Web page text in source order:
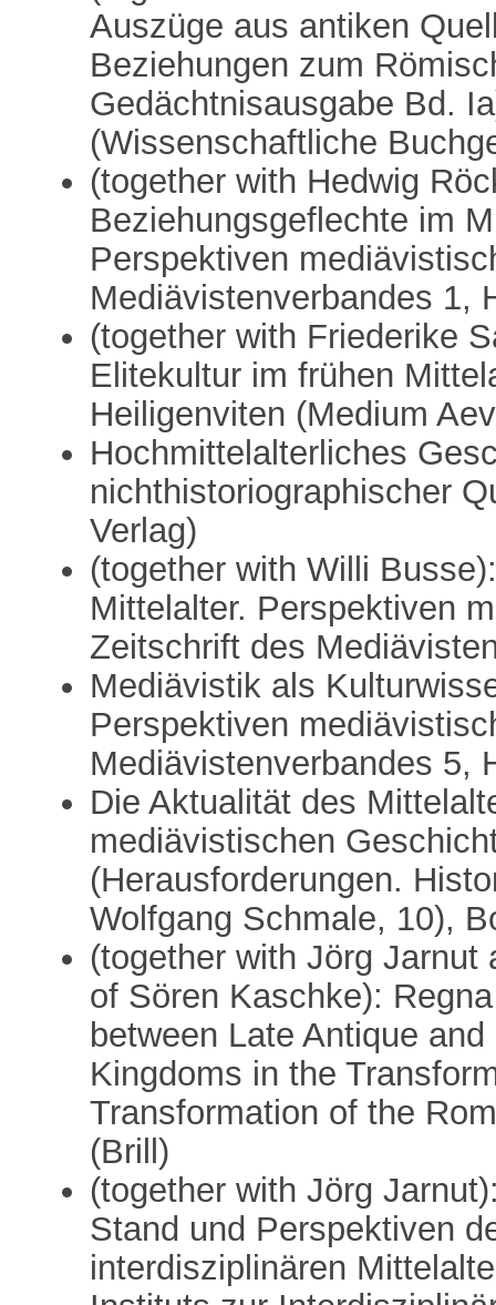
Auszüge aus antiken
Beziehungen zum
Gedächtnisausgabe Bd.
(Wissenschaftliche
(together with Hedwig
Beziehungsgeflechte im
Perspektiven
Mediävistenverbandes 1,
(together with Friederike
Elitekultur im frühen
Heiligenviten (Medium
Hochmittelalterliches
nichthistoriographischer
Verlag)
(together with Willi
Mittelalter. Perspektiven
Zeitschrift des
Mediävistik als
Perspektiven
Mediävistenverbandes 5,
Die Aktualität des
mediävistischen
(Herausforderungen.
Wolfgang Schmale, 10),
(together with Jörg Jarnut
of Sören Kaschke):
between Late Antique
Kingdoms in the
Transformation of the
(Brill)
(together with Jörg
Stand und Perspektiven
interdisziplinären